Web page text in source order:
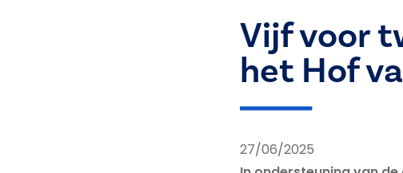
Vijf voor
het Hof
27/06/2025